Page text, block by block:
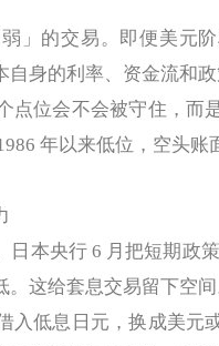
的交易。即便美元阶
身的利率、资金流和政
位会不会被守住，而
年以来低位，空头账
本央行 6 月把短期政策
这给套息交易留下空间
低息日元，换成美元或